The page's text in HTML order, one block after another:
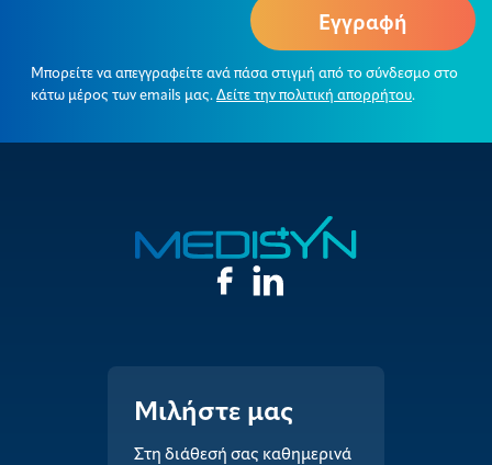
Μπορείτε να απεγγραφείτε ανά πάσα στιγμή από το σύνδεσμο στο
κάτω μέρος των emails μας. Δείτε την πολιτική απορρήτου.
Μιλήστε μας
Στη διάθεσή σας καθημερινά